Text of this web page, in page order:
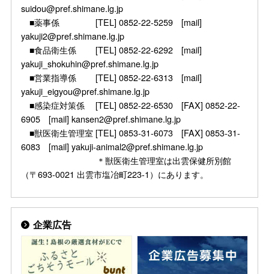
suidou@pref.shimane.lg.jp
■薬事係 [TEL] 0852-22-5259 [mail]
yakuji2@pref.shimane.lg.jp
■食品衛生係 [TEL] 0852-22-6292 [mail]
yakuji_shokuhin@pref.shimane.lg.jp
■営業指導係 [TEL] 0852-22-6313 [mail]
yakuji_eigyou@pref.shimane.lg.jp
■感染症対策係 [TEL] 0852-22-6530 [FAX] 0852-22-
6905 [mail] kansen2@pref.shimane.lg.jp
■獣医衛生管理室 [TEL] 0853-31-6073 [FAX] 0853-31-
6083 [mail] yakuji-animal2@pref.shimane.lg.jp
＊獣医衛生管理室は出雲保健所別館
（〒693-0021 出雲市塩冶町223-1）にあります。
企業広告